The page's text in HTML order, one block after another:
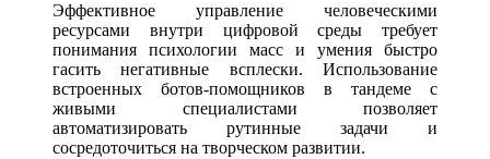
Эффективное управление человеческими
ресурсами внутри цифровой среды требует
понимания психологии масс и умения быстро
гасить негативные всплески. Использование
встроенных ботов-помощников в тандеме с
живыми специалистами позволяет
автоматизировать рутинные задачи и
сосредоточиться на творческом развитии.